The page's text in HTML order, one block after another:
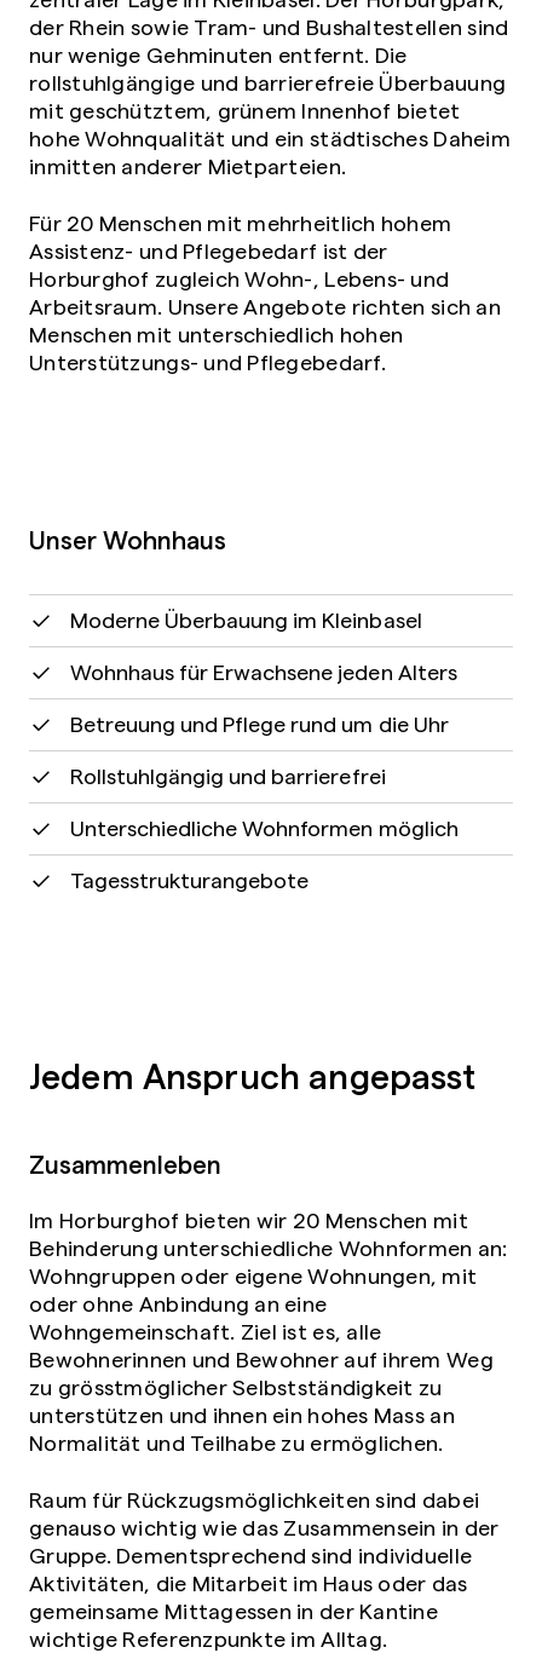
der Rhein sowie Tram- und Bushaltestellen sind
nur wenige Gehminuten entfernt. Die
rollstuhlgängige und barrierefreie Überbauung
mit geschütztem, grünem Innenhof bietet
hohe Wohnqualität und ein städtisches Daheim
inmitten anderer Mietparteien.
Für 20 Menschen mit mehrheitlich hohem
Assistenz- und Pflegebedarf ist der
Horburghof zugleich Wohn-, Lebens- und
Arbeitsraum. Unsere Angebote richten sich an
Menschen mit unterschiedlich hohen
Unterstützungs- und Pflegebedarf.
Unser Wohnhaus
Moderne Überbauung im Kleinbasel
Wohnhaus für Erwachsene jeden Alters
Betreuung und Pflege rund um die Uhr
Rollstuhlgängig und barrierefrei
Unterschiedliche Wohnformen möglich
Tagesstrukturangebote
Jedem Anspruch angepasst
Zusammenleben
Im Horburghof bieten wir 20 Menschen mit
Behinderung unterschiedliche Wohnformen an:
Wohngruppen oder eigene Wohnungen, mit
oder ohne Anbindung an eine
Wohngemeinschaft. Ziel ist es, alle
Bewohnerinnen und Bewohner auf ihrem Weg
zu grösstmöglicher Selbstständigkeit zu
unterstützen und ihnen ein hohes Mass an
Normalität und Teilhabe zu ermöglichen.
Raum für Rückzugsmöglichkeiten sind dabei
genauso wichtig wie das Zusammensein in der
Gruppe. Dementsprechend sind individuelle
Aktivitäten, die Mitarbeit im Haus oder das
gemeinsame Mittagessen in der Kantine
wichtige Referenzpunkte im Alltag.